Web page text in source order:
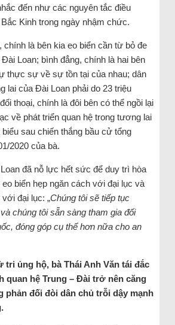
đến như các nguyên tắc điều
Kinh trong ngày nhậm chức.
chính là bên kia eo biển cần từ bỏ đe
Loan; bình đẳng, chính là hai bên
thực sự về sự tồn tại của nhau; dân
lai của Đài Loan phải do 23 triệu
thoại, chính là đôi bên có thể ngồi lại
về phát triển quan hệ trong tương lai
sau chiến thắng bầu cử tổng
2020 của bà.
đã nỗ lực hết sức để duy trì hòa
eo biển hẹp ngăn cách với đại lục và
đại lục: „Chúng tôi sẽ tiếp tục
chúng tôi sẵn sàng tham gia đối
đóng góp cụ thể hơn nữa cho an
ủng hộ, bà Thái Anh Văn tái đắc
quan hệ Trung – Đài trở nên căng
phản đối đòi dân chủ trỗi dậy mạnh